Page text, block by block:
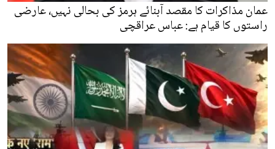
عمان مذاکرات کا مقصد آبنائے ہرمز کی بحالی نہیں، عارضی
راستوں کا قیام ہے: عباس عراقچی